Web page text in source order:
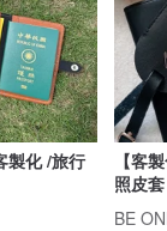
【客
照皮
BE